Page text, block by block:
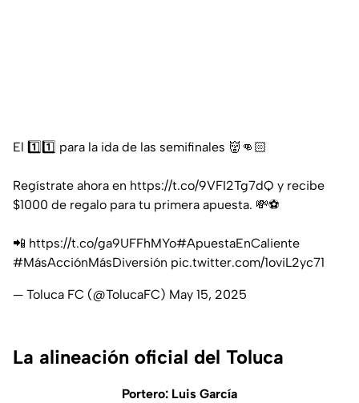
El 1️⃣1️⃣ para la ida de las semifinales 👹👊🏻
Regístrate ahora en https://t.co/9VFI2Tg7dQ y recibe
$1000 de regalo para tu primera apuesta. 💸⚽️
📲 https://t.co/ga9UFFhMYo#ApuestaEnCaliente
#MásAcciónMásDiversión pic.twitter.com/1oviL2yc71
— Toluca FC (@TolucaFC) May 15, 2025
La alineación oficial del Toluca
Portero: Luis García